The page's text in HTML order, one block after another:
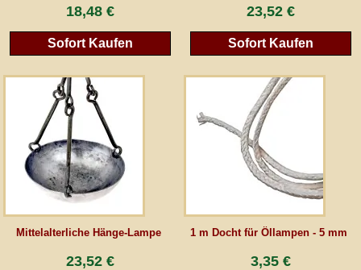
18,48 €
Sofort Kaufen
23,52 €
Sofort Kaufen
Mittelalterliche Hänge-Lampe
23,52 €
1 m Docht für Öllampen - 5 mm
3,35 €
Newsletter
*Alle Preise inkl. MwSt., inkl. Verpackungskosten, zggl. Versandkosten und zzgl.
eventueller Zölle (bei Nicht-EU-Ländern). Durchgestrichene Preise entsprechen dem
bisherigen Preis bei peraperis.com.